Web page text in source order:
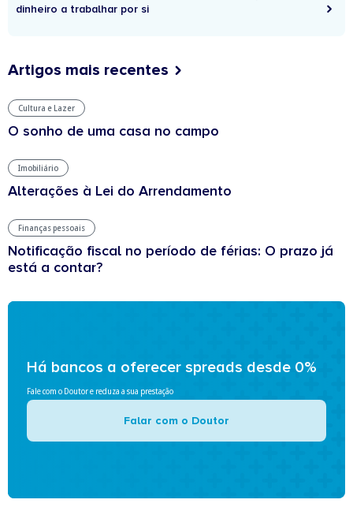
dinheiro a trabalhar por si
Artigos mais recentes
Cultura e Lazer
O sonho de uma casa no campo
Imobiliário
Alterações à Lei do Arrendamento
Finanças pessoais
Notificação fiscal no período de férias: O prazo já
está a contar?
Há bancos a oferecer spreads desde 0%
Fale com o Doutor e reduza a sua prestação
Falar com o Doutor